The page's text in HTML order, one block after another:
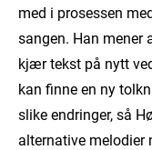
med i prosessen
sangen. Han mener
kjær tekst på nytt
kan finne en ny
slike endringer, så
alternative melodier